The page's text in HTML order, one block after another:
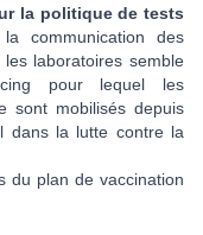
la politique de tests
communication des
laboratoires semble
pour lequel les
sont mobilisés depuis
dans la lutte contre la
du plan de vaccination